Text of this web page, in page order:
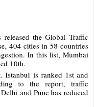
the Global Traffic
404 cities in 58 countries
In this list, Mumbai
10th.
Istanbul is ranked 1st and
to the report, traffic
and Pune has reduced